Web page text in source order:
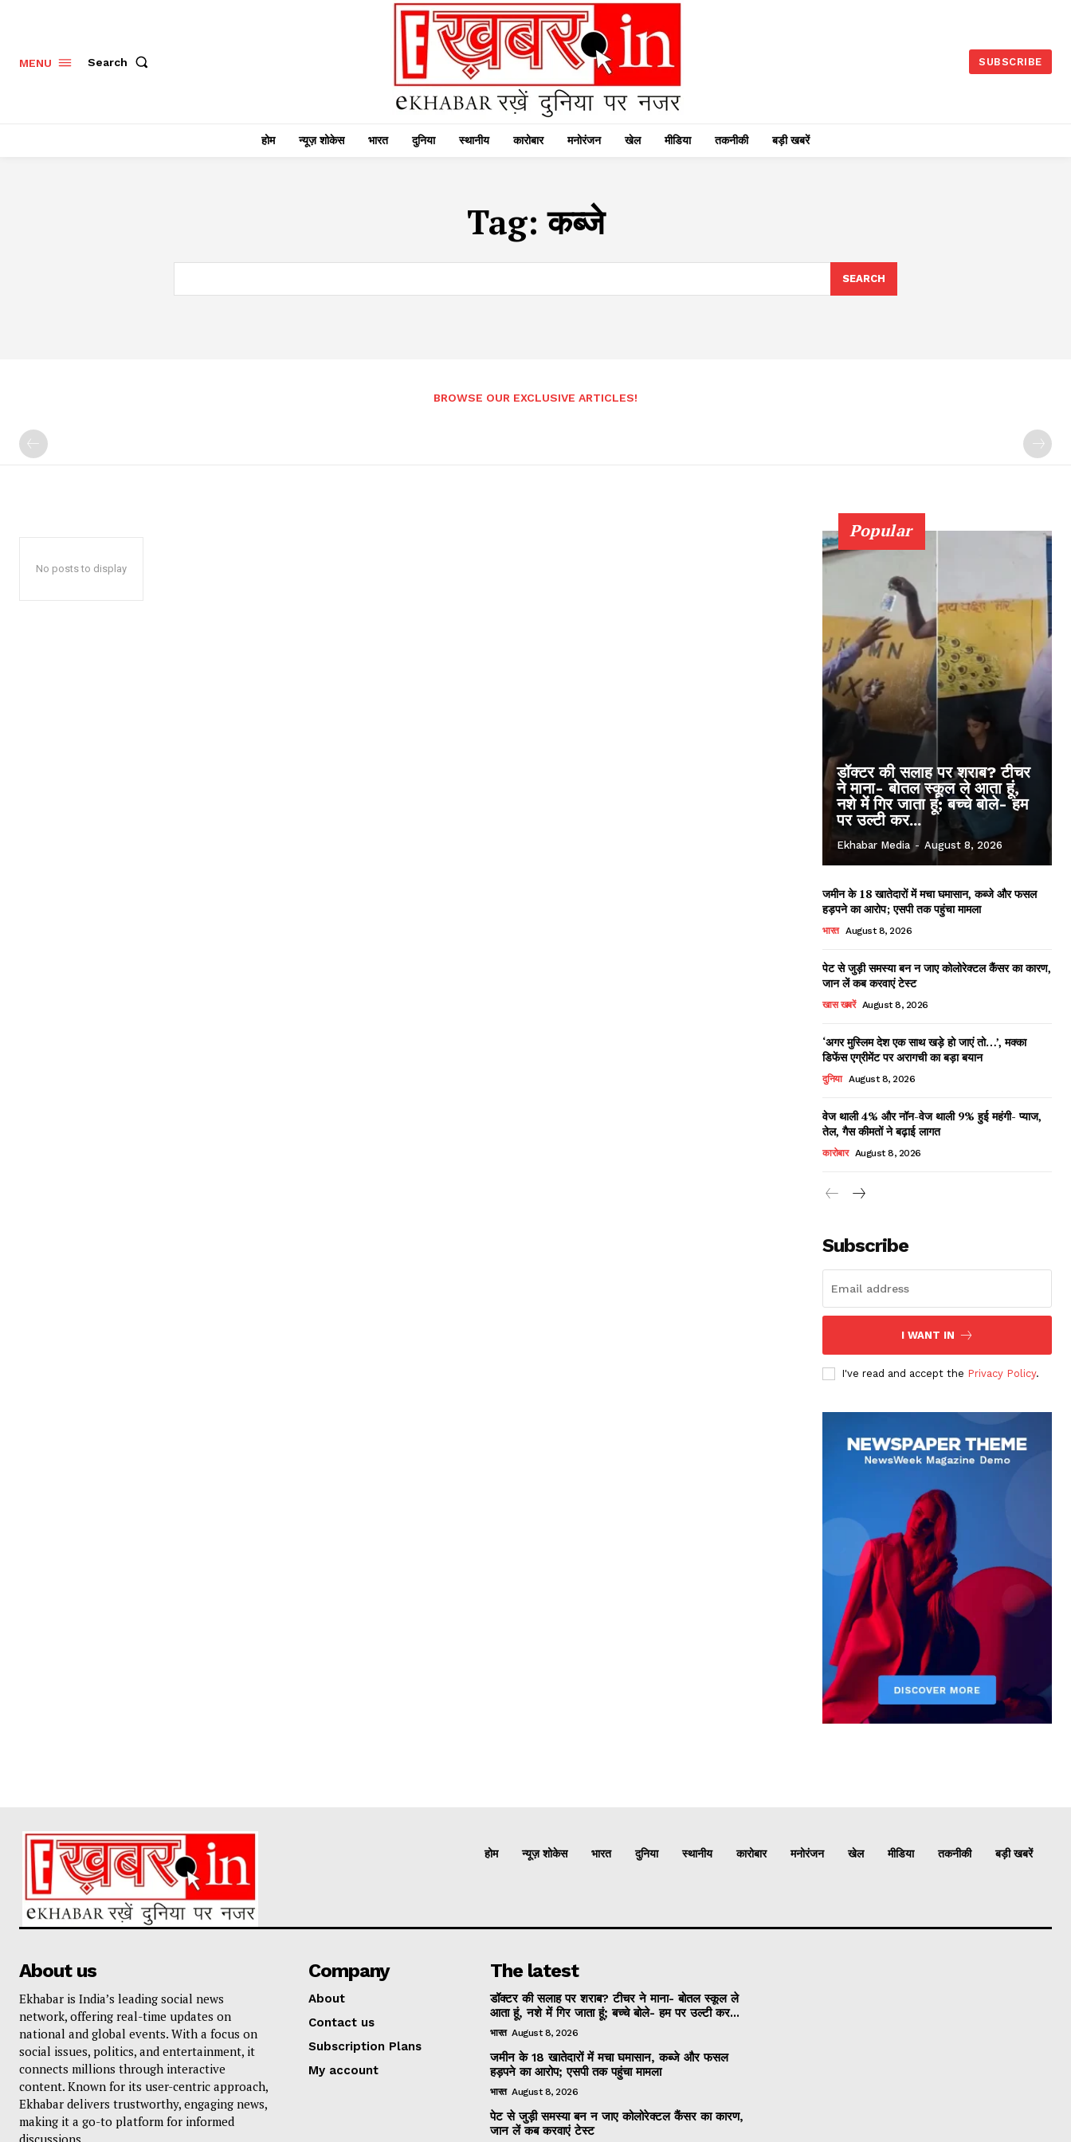
MENU Search SUBSCRIBE
होम न्यूज़ शोकेस भारत दुनिया स्थानीय कारोबार मनोरंजन खेल मीडिया तकनीकी बड़ी खबरें
Tag:कब्जे
SEARCH
BROWSE OUR EXCLUSIVE ARTICLES!
No posts to display
Popular
डॉक्टर की सलाह पर शराब? टीचर
ने माना- बोतल स्कूल ले आता हूं,
नशे में गिर जाता हूं; बच्चे बोले- हम
पर उल्टी कर...
Ekhabar Media - August 8, 2026
जमीन के 18 खातेदारों में मचा घमासान, कब्जे और फसल
हड़पने का आरोप; एसपी तक पहुंचा मामला
भारत August 8, 2026
पेट से जुड़ी समस्या बन न जाए कोलोरेक्टल कैंसर का कारण,
जान लें कब करवाएं टेस्ट
खास खबरें August 8, 2026
‘अगर मुस्लिम देश एक साथ खड़े हो जाएं तो…’, मक्का
डिफेंस एग्रीमेंट पर अरागची का बड़ा बयान
दुनिया August 8, 2026
वेज थाली 4% और नॉन-वेज थाली 9% हुई महंगी- प्याज,
तेल, गैस कीमतों ने बढ़ाई लागत
कारोबार August 8, 2026
Subscribe
I WANT IN
I've read and accept the Privacy Policy.
होम न्यूज़ शोकेस भारत दुनिया स्थानीय कारोबार मनोरंजन खेल मीडिया तकनीकी बड़ी खबरें
About us
Ekhabar is India’s leading social news
network, offering real-time updates on
national and global events. With a focus on
social issues, politics, and entertainment, it
connects millions through interactive
content. Known for its user-centric approach,
Ekhabar delivers trustworthy, engaging news,
making it a go-to platform for informed
Company
About
Contact us
Subscription Plans
My account
The latest
डॉक्टर की सलाह पर शराब? टीचर ने माना- बोतल स्कूल ले
आता हूं, नशे में गिर जाता हूं; बच्चे बोले- हम पर उल्टी कर...
भारत August 8, 2026
जमीन के 18 खातेदारों में मचा घमासान, कब्जे और फसल
हड़पने का आरोप; एसपी तक पहुंचा मामला
भारत August 8, 2026
पेट से जुड़ी समस्या बन न जाए कोलोरेक्टल कैंसर का कारण,
जान लें कब करवाएं टेस्ट